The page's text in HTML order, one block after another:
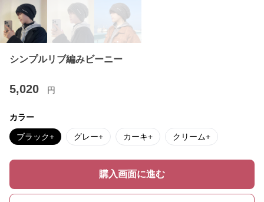
シンプルリブ編みビーニー
5,020 円
カラー
ブラック+ グレー+ カーキ+ クリーム+
購入画面に進む